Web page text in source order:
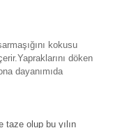
kokusu
döken
dayanımıda
taze olup bu yılın